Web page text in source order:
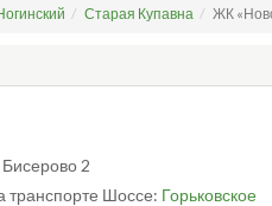
Старая Купавна ЖК
2
транспорте Шоссе: Горьковское